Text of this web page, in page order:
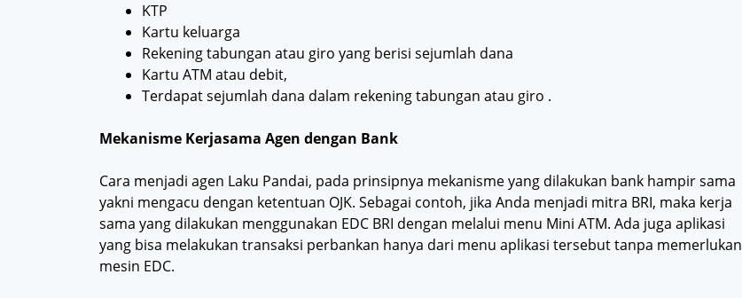
KTP
Kartu keluarga
Rekening tabungan atau giro yang berisi sejumlah dana
Kartu ATM atau debit,
Terdapat sejumlah dana dalam rekening tabungan atau giro .
Mekanisme Kerjasama Agen dengan Bank
Cara menjadi agen Laku Pandai, pada prinsipnya mekanisme yang dilakukan bank hampir sama
yakni mengacu dengan ketentuan OJK. Sebagai contoh, jika Anda menjadi mitra BRI, maka kerja
sama yang dilakukan menggunakan EDC BRI dengan melalui menu Mini ATM. Ada juga aplikasi
yang bisa melakukan transaksi perbankan hanya dari menu aplikasi tersebut tanpa memerlukan
mesin EDC.